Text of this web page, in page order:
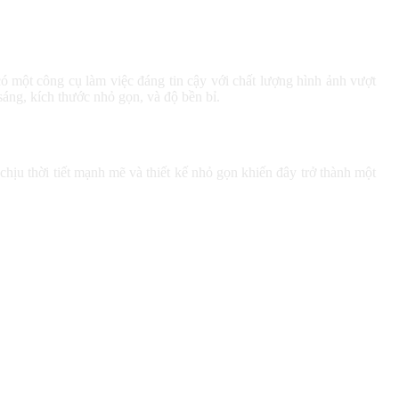
một công cụ làm việc đáng tin cậy với chất lượng hình ảnh vượt
kích thước nhỏ gọn, và độ bền bỉ.
thời tiết mạnh mẽ và thiết kế nhỏ gọn khiến đây trở thành một